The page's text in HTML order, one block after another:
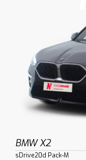
BMW X2
sDrive20d Pack-M